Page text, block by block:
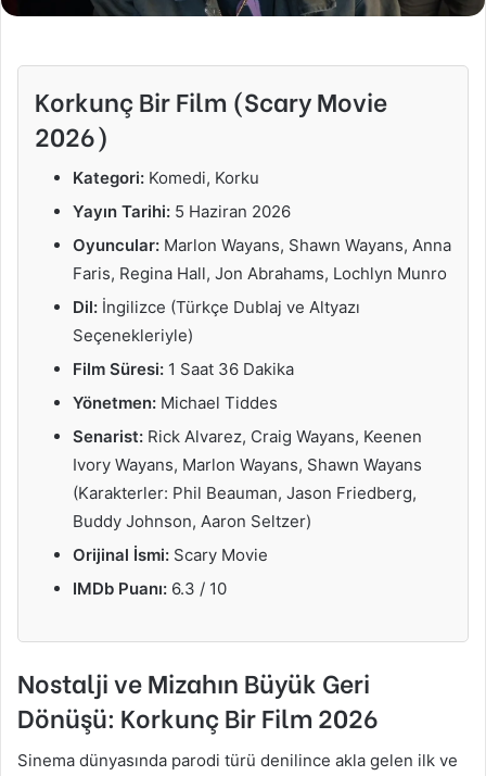
Korkunç Bir Film (Scary Movie
2026)
Kategori: Komedi, Korku
Yayın Tarihi: 5 Haziran 2026
Oyuncular: Marlon Wayans, Shawn Wayans, Anna
Faris, Regina Hall, Jon Abrahams, Lochlyn Munro
Dil: İngilizce (Türkçe Dublaj ve Altyazı
Seçenekleriyle)
Film Süresi: 1 Saat 36 Dakika
Yönetmen: Michael Tiddes
Senarist: Rick Alvarez, Craig Wayans, Keenen
Ivory Wayans, Marlon Wayans, Shawn Wayans
(Karakterler: Phil Beauman, Jason Friedberg,
Buddy Johnson, Aaron Seltzer)
Orijinal İsmi: Scary Movie
IMDb Puanı: 6.3 / 10
Nostalji ve Mizahın Büyük Geri
Dönüşü: Korkunç Bir Film 2026
Sinema dünyasında parodi türü denilince akla gelen ilk ve